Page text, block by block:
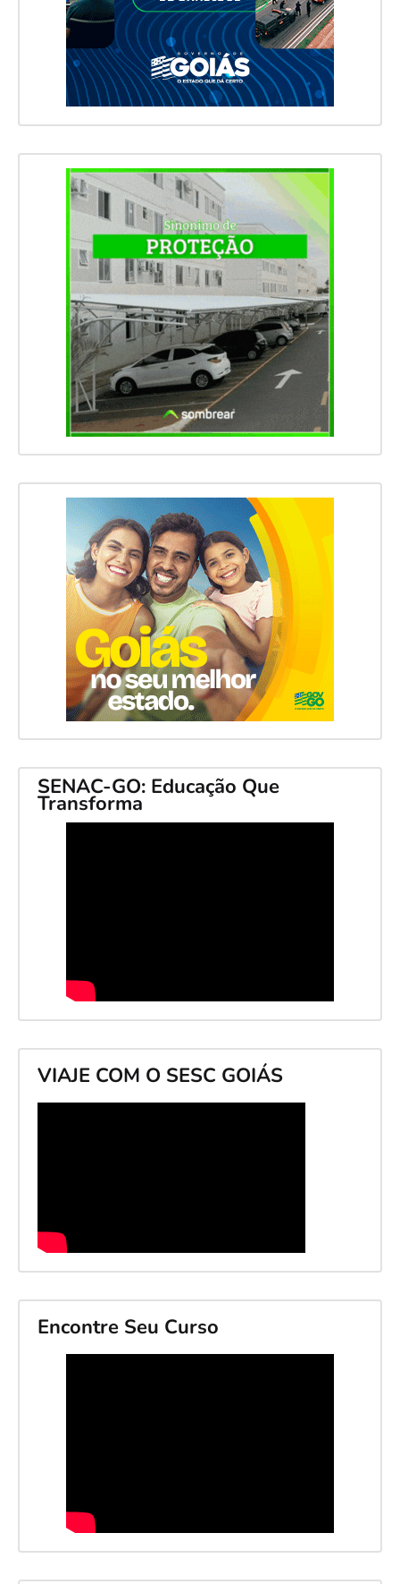
SENAC-GO: Educação Que
Transforma
VIAJE COM O SESC GOIÁS
Encontre Seu Curso